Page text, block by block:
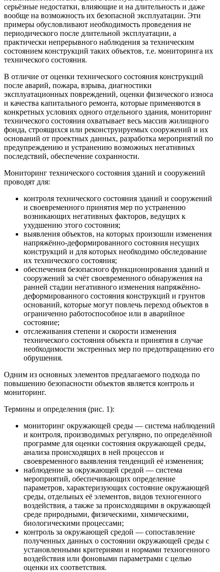
серьёзные недостатки, влияющие и на длительность и даже
вообще на возможность их безопасной эксплуатации. Эти
примеры обусловливают необходимость проведения не
периодического после длительной эксплуатации, а
практически непрерывного наблюдения за техническим
состоянием конструкций таких объектов, т.е. мониторинга их
технического состояния.
В отличие от оценки технического состояния конструкций
после аварий, пожара, взрыва, диагностики
эксплуатационных повреждений, оценки физического износа
и качества капитального ремонта, которые применяются в
конкретных условиях одного отдельного здания, мониторинг
технического состояния охватывает весь массив жилищного
фонда, строящихся или реконструируемых сооружений и их
оснований от проектных данных, разработка мероприятий по
предупреждению и устранению возможных негативных
последствий, обеспечение сохранности.
Мониторинг технического состояния зданий и сооружений
проводят для:
контроля технического состояния зданий и сооружений
и своевременного принятия мер по устранению
возникающих негативных факторов, ведущих к
ухудшению этого состояния;
выявления объектов, на которых произошли изменения
напряжённо-деформированного состояния несущих
конструкций и для которых необходимо обследование
их технического состояния;
обеспечения безопасного функционирования зданий и
сооружений за счёт своевременного обнаружения на
ранней стадии негативного изменения напряжённо-
деформированного состояния конструкций и грунтов
оснований, которые могут повлечь переход объектов в
ограниченно работоспособное или в аварийное
состояние;
отслеживания степени и скорости изменения
технического состояния объекта и принятия в случае
необходимости экстренных мер по предотвращению его
обрушения.
Одним из основных элементов предлагаемого подхода по
повышению безопасности объектов является контроль и
мониторинг.
Термины и определения (рис. 1):
мониторинг окружающей среды — система наблюдений
и контроля, производимых регулярно, по определённой
программе для оценки состояния окружающей среды,
анализа происходящих в ней процессов и
своевременного выявления тенденций её изменения;
наблюдение за окружающей средой — система
мероприятий, обеспечивающих определение
параметров, характеризующих состояние окружающей
среды, отдельных её элементов, видов техногенного
воздействия, а также за происходящими в окружающей
среде природными, физическими, химическими,
биологическими процессами;
контроль за окружающей средой — сопоставление
полученных данных о состоянии окружающей среды с
установленными критериями и нормами техногенного
воздействия или фоновыми параметрами с целью
оценки их соответствия.